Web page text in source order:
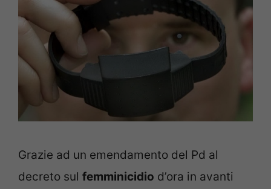
Grazie ad un emendamento del Pd al
decreto sul femminicidio d’ora in avanti